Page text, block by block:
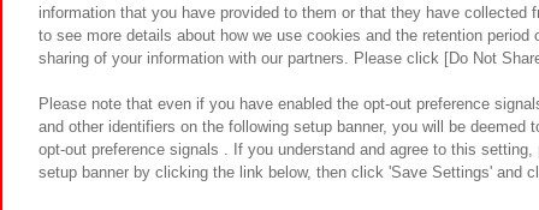
食品のご
information that you have provided to them or that they have
to see more details about how we use cookies and the retention
sharing of your information with our partners. Please click [Do Not
Please note that even if you have enabled the opt-out preference
and other identifiers on the following setup banner, you will be
opt-out preference signals . If you understand and agree to this
setup banner by clicking the link below, then click 'Save Settings' and